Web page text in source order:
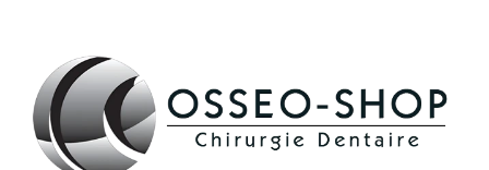
Ajouter Au Panier
Countersink S5.0/T5.0 pour
chirurgie guidée (GS)
Ajouter Au Panier
Countersink S4.0/T4.0 pour
chirurgie guidée (GS)